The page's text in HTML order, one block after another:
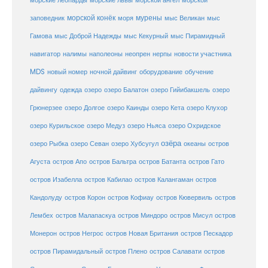
заповедник морской конёк моря мурены мыс Великан мыс
Гамова мыс Доброй Надежды мыс Кекурный мыс Пирамидный
навигатор налимы наполеоны неопрен нерпы новости участника
MDS новый номер ночной дайвинг оборудование обучение
дайвингу одежда озеро озеро Балатон озеро Гийибакшель озеро
Грюнерзее озеро Долгое озеро Каинды озеро Кета озеро Клухор
озеро Курильское озеро Медуз озеро Ньяса озеро Охридское
озеро Рыбка озеро Севан озеро Хубсугул озёра океаны остров
Агуста остров Апо остров Бальтра остров Батанта остров Гато
остров Изабелла остров Кабилао остров Калангаман остров
Кандолуду остров Корон остров Кофиау остров Кювервиль остров
Лембех остров Малапаскуа остров Миндоро остров Мисул остров
Монерон остров Негрос остров Новая Британия остров Пескадор
остров Пирамидальный остров Плено остров Салавати остров